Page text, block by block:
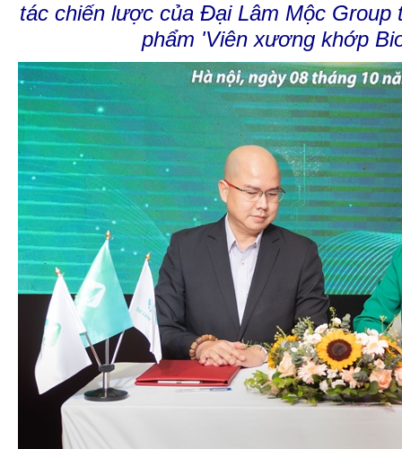
tác chiến lược của Đại Lâm Mộc Group
phẩm 'Viên xương khớp